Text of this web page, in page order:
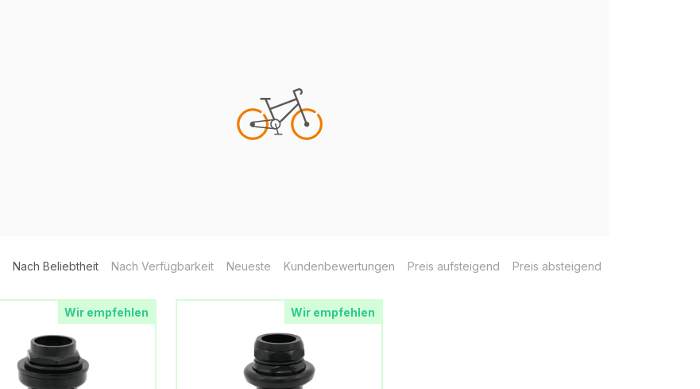
Nach Beliebtheit Nach Verfügbarkeit Neueste Kundenbewertungen Preis aufsteigend Preis absteigend
Wir empfehlen Wir empfehlen